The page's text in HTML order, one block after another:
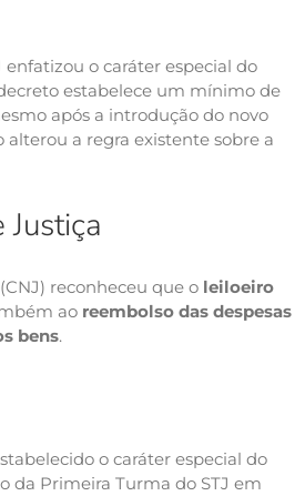
o caráter especial do
estabelece um mínimo de
após a introdução do novo
alterou a regra existente sobre a
reconheceu que o leiloeiro
ao reembolso das despesas
bens.
o caráter especial do
da Primeira Turma do STJ em